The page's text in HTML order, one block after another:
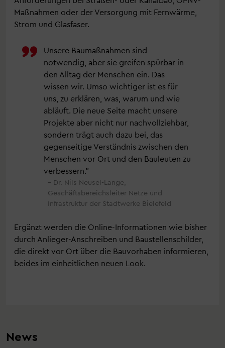
Maßnahmen oder der Versorgung mit Fernwärme,
Strom und Glasfaser.
Unsere Baumaßnahmen sind
notwendig, aber sie greifen spürbar in
den Alltag der Menschen ein. Das
wissen wir. Umso wichtiger ist es für
uns, zu erklären, was, warum und wie
abläuft. Die neue Seite macht unsere
Projekte aber nicht nur nachvollziehbar,
sondern trägt auch dazu bei, das
gegenseitige Verständnis zwischen den
Menschen vor Ort und den Bauleuten zu
verbessern.
Dr. Nils Neusel-Lange,
Geschäftsbereichsleiter Netze und
Infrastruktur der Stadtwerke Bielefeld
Ergänzt werden die Online-Informationen wie bisher
durch Anlieger-Anschreiben und Baustellenschilder,
die direkt vor Ort über die Bauvorhaben informieren,
beides im einheitlichen neuen Look.
News